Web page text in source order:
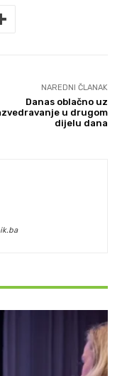
NAREDNI ČLANAK
Danas oblačno uz
u drugom
dijelu dana